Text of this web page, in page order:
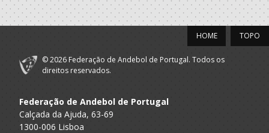
TOPO
HOME
© 2026 Federação de Andebol de Portugal. Todos os
direitos reservados.
Federação de Andebol de Portugal
Calçada da Ajuda, 63-69
1300-006 Lisboa